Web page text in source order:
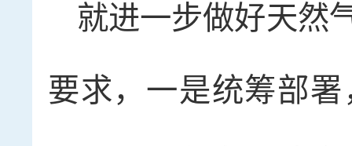
就进一步做好天然
要求，一是统筹部